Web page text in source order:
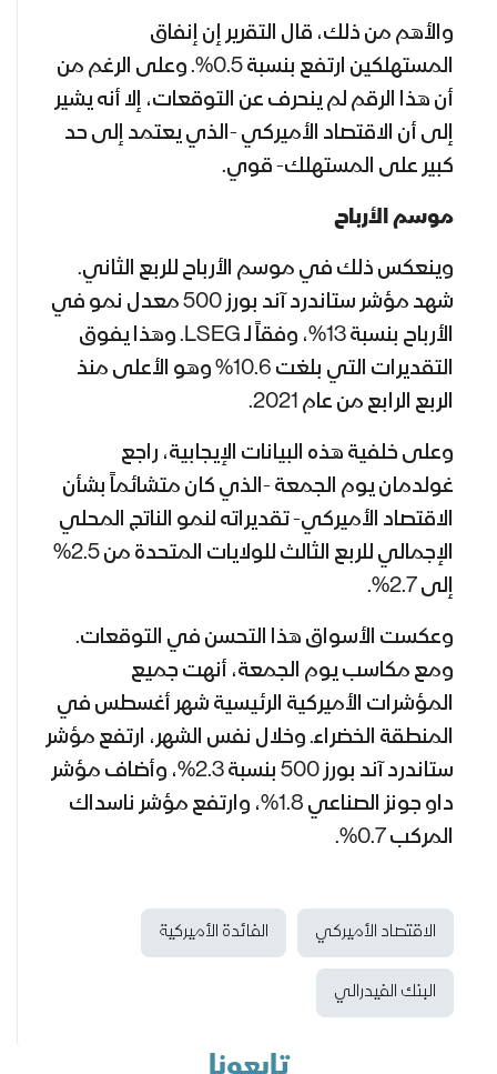
والأهم من ذلك، قال التقرير إن إنفاق
المستهلكين ارتفع بنسبة 0.5%. وعلى الرغم من
أن هذا الرقم لم ينحرف عن التوقعات، إلا أنه يشير
إلى أن الاقتصاد الأميركي -الذي يعتمد إلى حد
كبير على المستهلك- قوي.
موسم الأرباح
وينعكس ذلك في موسم الأرباح للربع الثاني.
شهد مؤشر ستاندرد آند بورز 500 معدل نمو في
الأرباح بنسبة 13%، وفقاً لـ
LSEG. وهذا يفوق
التقديرات التي بلغت 10.6% وهو الأعلى منذ
الربع الرابع من عام 2021.
وعلى خلفية هذه البيانات الإيجابية، راجع
غولدمان يوم الجمعة -الذي كان متشائماً بشأن
الاقتصاد الأميركي- تقديراته لنمو الناتج المحلي
الإجمالي للربع الثالث للولايات المتحدة من 2.5%
إلى 2.7%.
وعكست الأسواق هذا التحسن في التوقعات.
ومع مكاسب يوم الجمعة، أنهت جميع
المؤشرات الأميركية الرئيسية شهر أغسطس في
المنطقة الخضراء. وخلال نفس الشهر، ارتفع مؤشر
ستاندرد آند بورز 500 بنسبة 2.3%، وأضاف مؤشر
داو جونز الصناعي 1.8%، وارتفع مؤشر ناسداك
المركب 0.7%.
الاقتصاد الأميركي الفائدة الأميركية
البنك الفيدرالي